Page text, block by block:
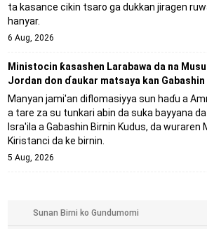
ta kasance cikin tsaro ga dukkan jiragen
hanyar.
6 Aug, 2026
Ministocin ƙasashen Larabawa da na
Jordan don ɗaukar matsaya kan Gabashin
Manyan jami'an diflomasiyya sun haɗu a
a tare za su tunkari abin da suka bayyana
Isra'ila a Gabashin Birnin Ƙudus, da wuraren
Kiristanci da ke birnin.
5 Aug, 2026